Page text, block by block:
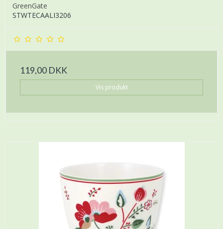
GreenGate
STWTECAALI3206
119,00 DKK
Vis produkt